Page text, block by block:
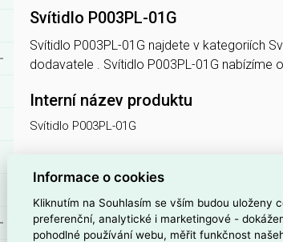
Svítidlo P003PL-01G
Svítidlo P003PL-01G najdete v kategoriích
dodavatele . Svítidlo P003PL-01G nabízíme
Interní název produktu
Svítidlo P003PL-01G
Informace o cookies
Kliknutím na Souhlasím se vším budou uloženy
preferenční, analytické i marketingové -
pohodlné používání webu, měřit funkčnost